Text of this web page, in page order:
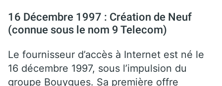
16 Décembre 1997 : Création de Neuf
(connue sous le nom 9 Telecom)
Le fournisseur d’accès à Internet est né le
16 décembre 1997, sous l’impulsion du
groupe Bouygues. Sa première offre